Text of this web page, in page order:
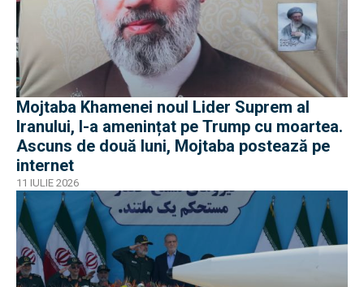
Mojtaba Khamenei noul Lider Suprem al
Iranului, l-a amenințat pe Trump cu moartea.
Ascuns de două luni, Mojtaba postează pe
internet
11 IULIE 2026